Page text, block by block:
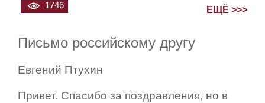
1746 ЕЩЁ >>>
Письмо российскому другу
Евгений Птухин
Привет. Спасибо за поздравления, но в